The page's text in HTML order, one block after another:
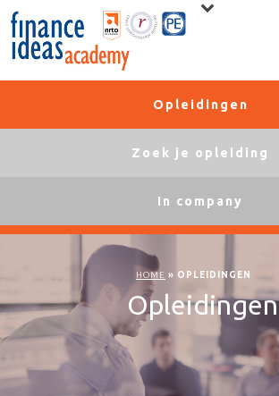
Opleidingen
Zoek je opleiding
In company
HOME » OPLEIDINGEN
Opleidingen